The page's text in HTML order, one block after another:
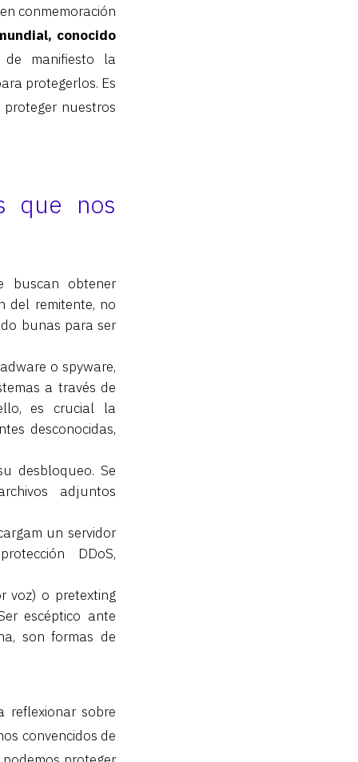
conmemoración
conocido
manifiesto la
protegerlos. Es
nuestros
que nos
buscan obtener
del remitente, no
bunas para ser
o spyware,
a través de
es crucial la
desconocidas,
desbloqueo. Se
adjuntos
un servidor
DDoS,
voz) o pretexting
escéptico ante
son formas de
reflexionar sobre
convencidos de